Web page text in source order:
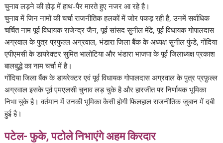
चुनाव लड़ने की होड़ में हाथ-पैर मारते हुए नजर आ रहे है।
चुनाव में जिन नामों की चर्चा राजनीतिक हलकों में जोर पकड़ रही है, उनमें सर्वाधिक
चर्चित नाम पूर्व विधायक राजेन्द्र जैन, पूर्व सांसद सुनील मेंढे, पूर्व विधायक गोपालदास
अग्रवाल के पुत्र प्रफुल्ल अग्रवाल, भंडारा जिला बैंक के अध्यक्ष सुनील फुंडे, गोंदिया
एपीएमसी के डायरेक्टर सुमित भालोटिया और भंडारा भाजपा के पूर्व जिलाध्यक्ष प्रकाश
बालबुद्धे का नाम चर्चा में है।
गोंदिया जिला बैंक के डायरेक्टर एवं पूर्व विधायक गोपालदास अग्रवाल के पुत्र प्रफ़ुल्ल
अग्रवाल इसके पूर्व एमएलसी चुनाव लड़ चुके है और हारजीत पर निर्णायक भूमिका
निभा चुके है। वर्तमान में उनकी भूमिका कैसी होगी फिलहाल राजनीतिक जुबान में दबी
हुई है।
पटेल- फुके, पटोले निभाएंगे अहम किरदार